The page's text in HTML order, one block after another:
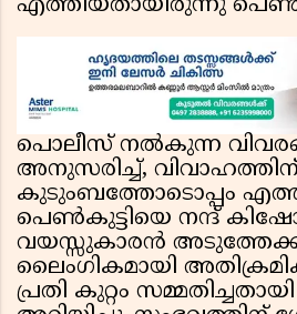
എത്തിയതായിരുന്നു
പൊലീസ് നൽകുന്ന
അനുസരിച്ച്,
കുടുംബത്തോടൊപ്പം
പെൺകുട്ടിയെ നന്ദ്
വയസ്സുകാരൻ അടുത്തേക്ക്
ലൈംഗികമായി
പ്രതി കുറ്റം